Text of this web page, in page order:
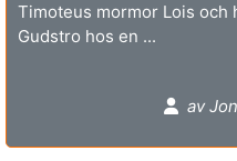
Timoteus mormor Lois och
Gudstro hos en ...
av